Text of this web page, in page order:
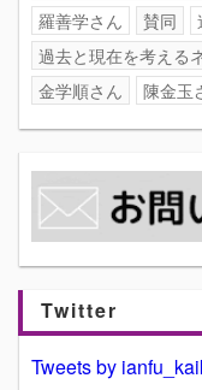
羅善学さん
賛同
過去と現在を考える
金学順さん
陳金玉
Twitter
Tweets by